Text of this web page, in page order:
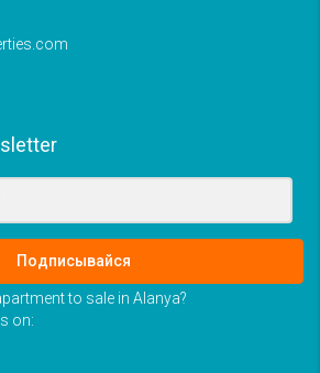
Подписывайся
to sale in Alanya?
on: